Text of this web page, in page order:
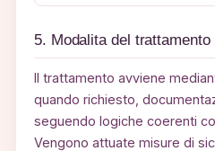
5. Modalita del trattamento
Il trattamento avviene
quando richiesto,
seguendo logiche coerenti
Vengono attuate misure di